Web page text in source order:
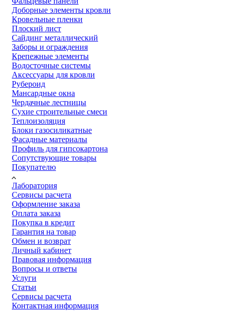
Доборные элементы кровли
Кровельные пленки
Плоский лист
Сайдинг металлический
Заборы и ограждения
Крепежные элементы
Водосточные системы
Аксессуары для кровли
Рубероид
Мансардные окна
Чердачные лестницы
Сухие строительные смеси
Теплоизоляция
Блоки газосиликатные
Фасадные материалы
Профиль для гипсокартона
Сопутствующие товары
Покупателю
Лаборатория
Сервисы расчета
Оформление заказа
Оплата заказа
Покупка в кредит
Гарантия на товар
Обмен и возврат
Личный кабинет
Правовая информация
Вопросы и ответы
Услуги
Статьи
Сервисы расчета
Контактная информация